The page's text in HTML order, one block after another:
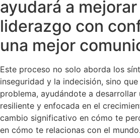
ayudará a
liderazgo con
una mejor
Este proceso no solo aborda los
inseguridad y la indecisión, sino
problema, ayudándote a desarrollar
resiliente y enfocada en el
cambio significativo en cómo te
en cómo te relacionas con el mundo.